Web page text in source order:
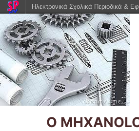
O
Ηλεκτρονικά Σχολικά Περιοδικά &